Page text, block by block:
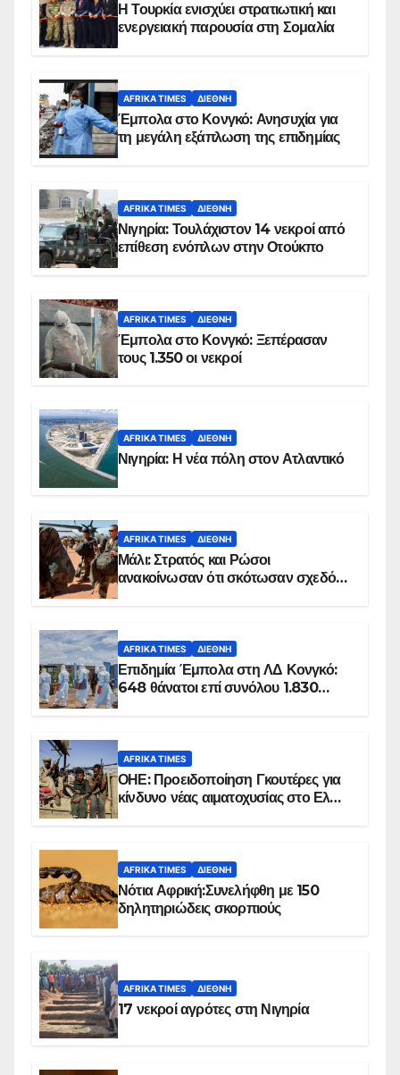
Η Τουρκία ενισχύει στρατιωτική και
ενεργειακή παρουσία στη Σομαλία
AFRIKA TIMES ΔΙΕΘΝΉ
Έμπολα στο Κονγκό: Ανησυχία για
τη μεγάλη εξάπλωση της επιδημίας
AFRIKA TIMES ΔΙΕΘΝΉ
Νιγηρία: Τουλάχιστον 14 νεκροί από
επίθεση ενόπλων στην Οτούκπο
AFRIKA TIMES ΔΙΕΘΝΉ
Έμπολα στο Κονγκό: Ξεπέρασαν
τους 1.350 οι νεκροί
AFRIKA TIMES ΔΙΕΘΝΉ
Νιγηρία: Η νέα πόλη στον Ατλαντικό
AFRIKA TIMES ΔΙΕΘΝΉ
Μάλι: Στρατός και Ρώσοι
ανακοίνωσαν ότι σκότωσαν σχεδόν
AFRIKA TIMES ΔΙΕΘΝΉ
Επιδημία Έμπολα στη ΛΔ Κονγκό:
648 θάνατοι επί συνόλου 1.830
AFRIKA TIMES
ΟΗΕ: Προειδοποίηση Γκουτέρες για
κίνδυνο νέας αιματοχυσίας στο Ελ
AFRIKA TIMES ΔΙΕΘΝΉ
Νότια Αφρική:Συνελήφθη με 150
δηλητηριώδεις σκορπιούς
AFRIKA TIMES ΔΙΕΘΝΉ
17 νεκροί αγρότες στη Νιγηρία